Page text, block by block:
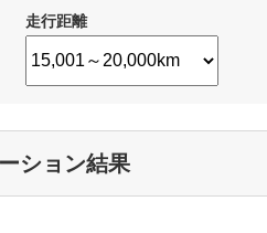
走行距離
ション結果